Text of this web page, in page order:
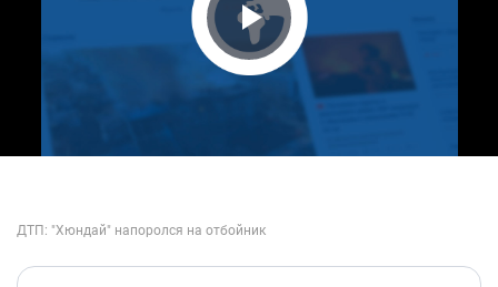
Play Video